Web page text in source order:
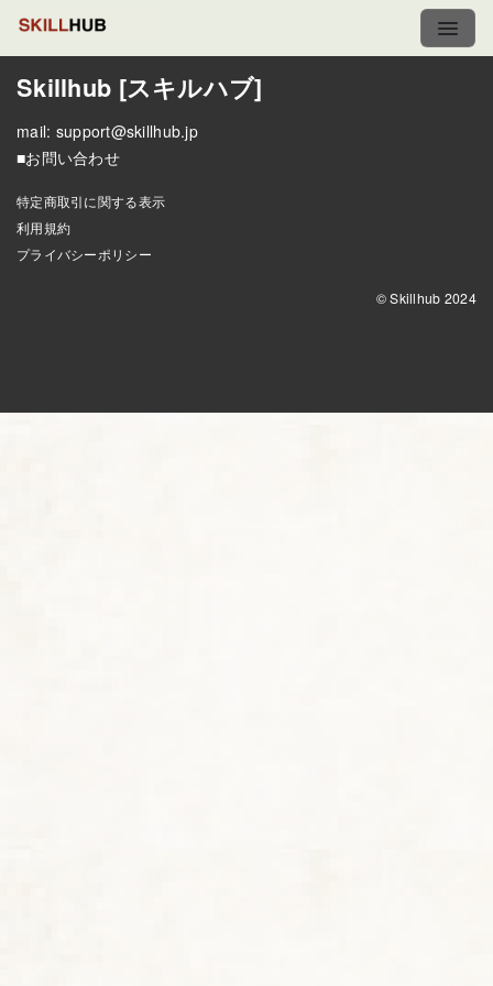
Skillhub [スキルハブ]
mail: support@skillhub.jp
■お問い合わせ
特定商取引に関する表示
利用規約
プライバシーポリシー
© Skillhub 2024